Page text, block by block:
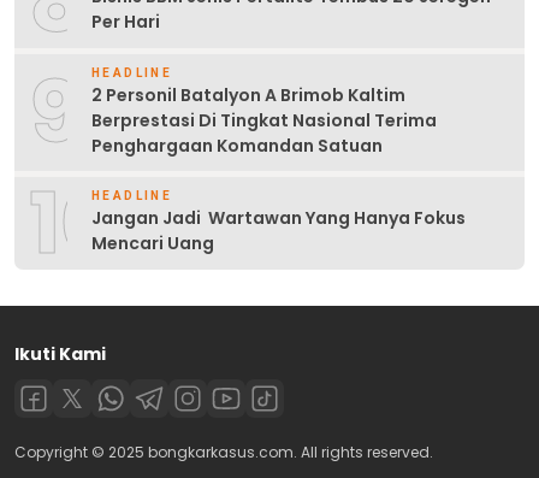
Per Hari
9 HEADLINE
2 Personil Batalyon A Brimob Kaltim
Berprestasi Di Tingkat Nasional Terima
Penghargaan Komandan Satuan
10HEADLINE
Jangan Jadi Wartawan Yang Hanya Fokus
Mencari Uang
Ikuti Kami
Copyright © 2025 bongkarkasus.com. All rights reserved.